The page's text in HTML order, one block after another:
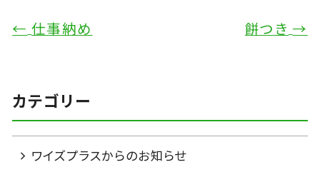
← 仕事納め 餅つき →
カテゴリー
ワイズプラスからのお知らせ